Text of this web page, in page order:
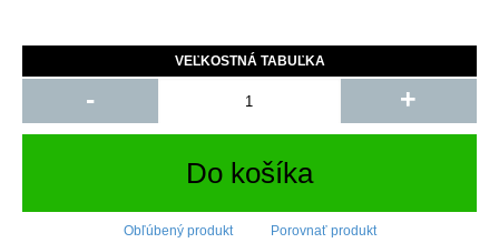
VEĽKOSTNÁ TABUĽKA
- +
Do košíka
Obľúbený produkt Porovnať produkt